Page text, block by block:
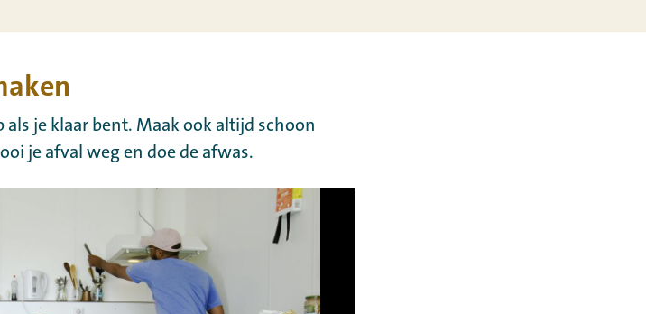
je klaar bent. Maak ook altijd schoon
je afval weg en doe de afwas.